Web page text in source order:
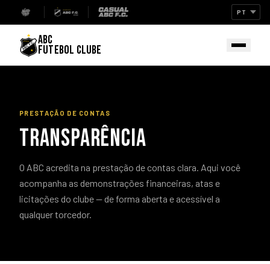
ABC
FUTEBOL CLUBE
PRESTAÇÃO DE CONTAS
TRANSPARÊNCIA
O ABC acredita na prestação de contas clara. Aqui você
acompanha as demonstrações financeiras, atas e
licitações do clube — de forma aberta e acessível a
qualquer torcedor.